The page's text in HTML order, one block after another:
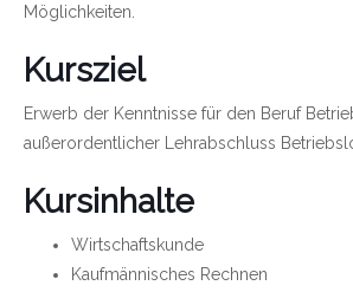
Möglichkeiten.
Kursziel
Erwerb der Kenntnisse für den Beruf
außerordentlicher Lehrabschluss
Kursinhalte
Wirtschaftskunde
Kaufmännisches Rechnen